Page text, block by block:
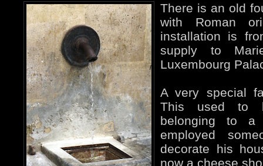
There is an old
with Roman
installation is
supply to
Luxembourg
A very special
This used to
belonging to
employed
decorate his
now a cheese